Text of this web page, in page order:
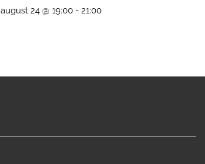
august 24 @ 19:00- 21:00